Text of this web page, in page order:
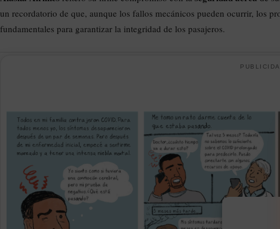
un recordatorio de que, aunque los fallos mecánicos pueden ocurrir, los
fundamentales para garantizar la integridad de los pasajeros.